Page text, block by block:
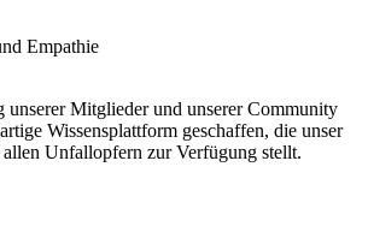
Empathie
unserer Mitglieder und unserer Community
Wissensplattform geschaffen, die unser
Unfallopfern zur Verfügung stellt.